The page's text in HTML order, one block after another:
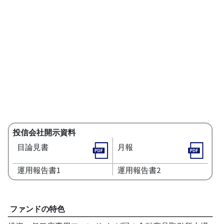
投信会社開示資料
目論見書
月報
運用報告書1 運用報告書2
ファンドの特色